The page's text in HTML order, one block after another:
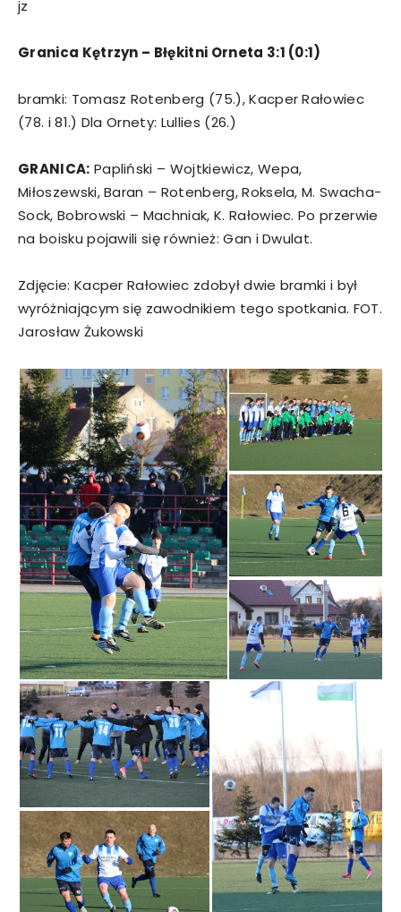
jz
Granica Kętrzyn – Błękitni Orneta 3:1 (0:1)
bramki: Tomasz Rotenberg (75.), Kacper Rałowiec
(78. i 81.) Dla Ornety: Lullies (26.)
GRANICA: Papliński – Wojtkiewicz, Wepa,
Miłoszewski, Baran – Rotenberg, Roksela, M. Swacha-
Sock, Bobrowski – Machniak, K. Rałowiec. Po przerwie
na boisku pojawili się również: Gan i Dwulat.
Zdjęcie: Kacper Rałowiec zdobył dwie bramki i był
wyróżniającym się zawodnikiem tego spotkania. FOT.
Jarosław Żukowski